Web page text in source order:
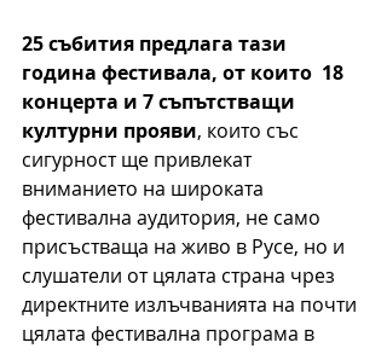
25 събития предлага тази
година фестивала, от които  18
концерта и 7 съпътстващи
културни прояви, които със
сигурност ще привлекат
вниманието на широката
фестивална аудитория, не само
присъстваща на живо в Русе, но и
слушатели от цялата страна чрез
директните излъчванията на почти
цялата фестивална програма в